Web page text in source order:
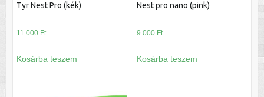
Tyr Nest Pro (kék)
11.000 Ft
Kosárba teszem
Nest pro nano (pink)
9.000 Ft
Kosárba teszem